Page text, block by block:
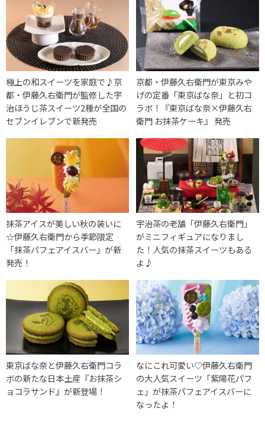
極上の和スイーツを家庭で♪京
都・伊藤久右衛門が監修した宇
治ほうじ茶スイーツ2種が全国の
セブンイレブンで新発売
京都・伊藤久右衛門が東京みや
げの定番「東京ばな奈」と初コ
ラボ！『東京ばな奈×伊藤久右
衛門 お抹茶ケーキ』 発売
抹茶アイスが美しい秋の装いに
☆伊藤久右衛門から季節限定
「抹茶パフェアイスバー」が新
発売！
宇治茶の老舗「伊藤久右衛門」
がミニフィギュアになりまし
た！人気の抹茶スイーツもある
よ♪
東京ばな奈と伊藤久右衛門コラ
ボの新たな日本土産『お抹茶シ
ョコラサンド』が新登場！
なにこれ可愛い♡伊藤久右衛門
の大人気スイーツ「紫陽花パフ
ェ」が抹茶パフェアイスバーに
なったよ！